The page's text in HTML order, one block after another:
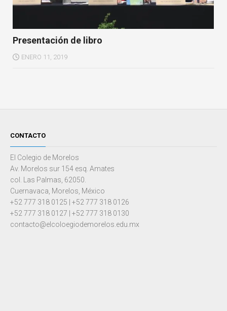
Presentación de libro
ENERO 11, 2019
CONTACTO
El Colegio de Morelos
Av. Morelos sur 154 esq. Amates
col. Las Palmas, 62050.
Cuernavaca, Morelos, México
+52 777 318 0125 | +52 777 318 0126
+52 777 318 0127 | +52 777 318 0130
contacto@elcoloegiodemorelos.edu.mx